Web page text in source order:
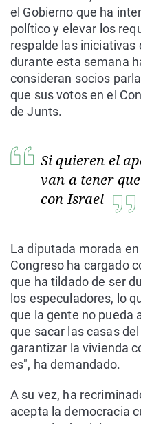
el Gobierno que ha
político y elevar los
respalde las iniciativas
durante esta semana
consideran socios
que sus votos en el
de Junts.
Si quieren el
van a tener
con Israel
La diputada morada
Congreso ha cargado
que ha tildado de ser
los especuladores, lo
que la gente no pueda
que sacar las casas
garantizar la vivienda
es", ha demandado.
A su vez, ha
acepta la democracia